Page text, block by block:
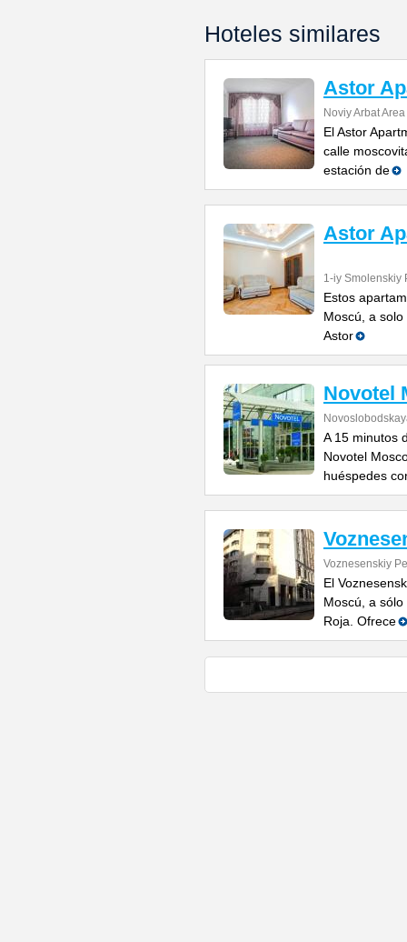
Hoteles similares
Astor
Noviy Arbat Area
El Astor
calle
estación de
Astor
1-iy Smolenskiy
Estos
Moscú, a
Astor
Novotel
A 15 minutos
Novotel
huéspedes
Voznesenskiy
El
Moscú, a
Roja. Ofrece